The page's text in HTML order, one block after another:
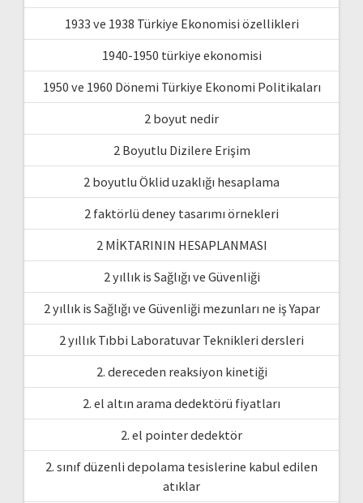
1933 ve 1938 Türkiye Ekonomisi özellikleri
1940-1950 türkiye ekonomisi
1950 ve 1960 Dönemi Türkiye Ekonomi Politikaları
2 boyut nedir
2 Boyutlu Dizilere Erişim
2 boyutlu Öklid uzaklığı hesaplama
2 faktörlü deney tasarımı örnekleri
2 MİKTARININ HESAPLANMASI
2 yıllık is Sağlığı ve Güvenliği
2 yıllık is Sağlığı ve Güvenliği mezunları ne iş Yapar
2 yıllık Tıbbi Laboratuvar Teknikleri dersleri
2. dereceden reaksiyon kinetiği
2. el altın arama dedektörü fiyatları
2. el pointer dedektör
2. sınıf düzenli depolama tesislerine kabul edilen
atıklar